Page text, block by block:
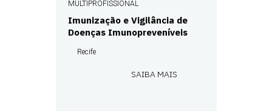
MULTIPROFISSIONAL
Imunização e Vigilância de
Doenças Imunopreveníveis
Recife
SAIBA MAIS